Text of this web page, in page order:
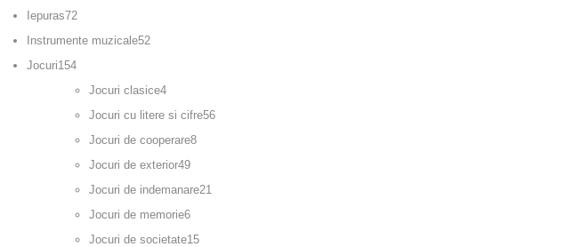
Iepuras72
Instrumente muzicale52
Jocuri154
Jocuri clasice4
Jocuri cu litere si cifre56
Jocuri de cooperare8
Jocuri de exterior49
Jocuri de indemanare21
Jocuri de memorie6
Jocuri de societate15